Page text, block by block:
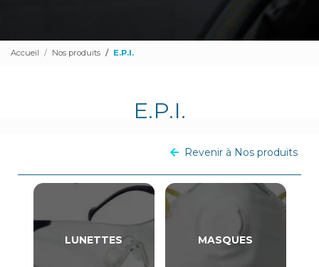
Accueil Nos produits E.P.I.
E.P.I.
Revenir à Nos produits
LUNETTES MASQUES